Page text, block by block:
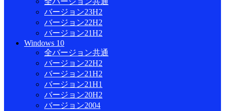
バージョン23H2
バージョン22H2
バージョン21H2
Windows 10
全バージョン共通
バージョン22H2
バージョン21H2
バージョン21H1
バージョン20H2
バージョン2004